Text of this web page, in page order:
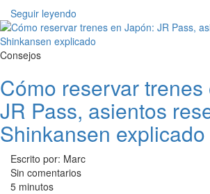
Seguir leyendo
Consejos
Cómo reservar
JR Pass, asientos
Shinkansen explicado
Escrito por: Marc
Sin comentarios
5 minutos